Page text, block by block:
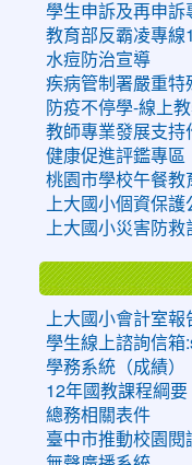
學生申訴及再申訴
教育部反霸凌專線
水痘防治宣導
疾病管制署嚴重特
防疫不停學-線上
教師專業發展支持
健康促進評鑑專區
桃園市學校午餐教
上大國小個資保護
上大國小災害防救
上大國小會計室報
學生線上諮詢信箱
學務系統（成績）
12年國教課程綱要
總務相關表件
臺中市推動校園閱